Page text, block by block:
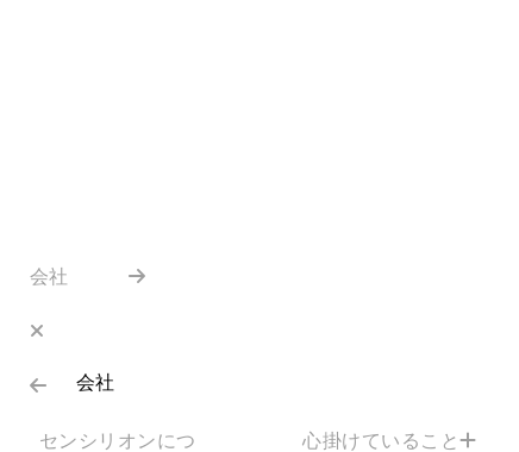
会社
会社
センシリオンにつ
心掛けていること